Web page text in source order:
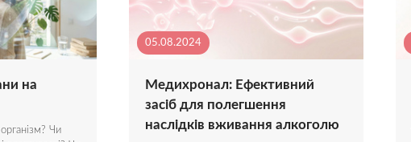
на
Чи
05.08.2024
Медихронал: Ефективний
засіб для полегшення
наслідків вживання алкоголю